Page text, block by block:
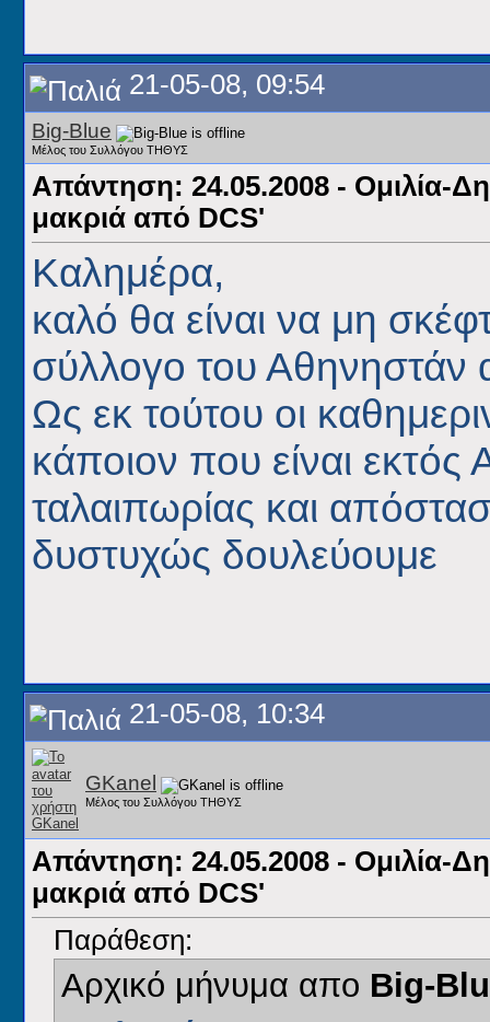
21-05-08, 09:54
Big-Blue
Μέλος του Συλλόγου ΤΗΘΥΣ
Απάντηση: 24.05.2008 - Ομιλία-
μακριά από DCS'
Καλημέρα,
καλό θα είναι να μη
σύλλογο του Αθηνηστάν
Ως εκ τούτου οι
κάποιον που είναι
ταλαιπωρίας και
δυστυχώς δουλεύουμε
21-05-08, 10:34
GKanel
Μέλος του Συλλόγου ΤΗΘΥΣ
Απάντηση: 24.05.2008 - Ομιλία-
μακριά από DCS'
Παράθεση:
Αρχικό μήνυμα απο Big-